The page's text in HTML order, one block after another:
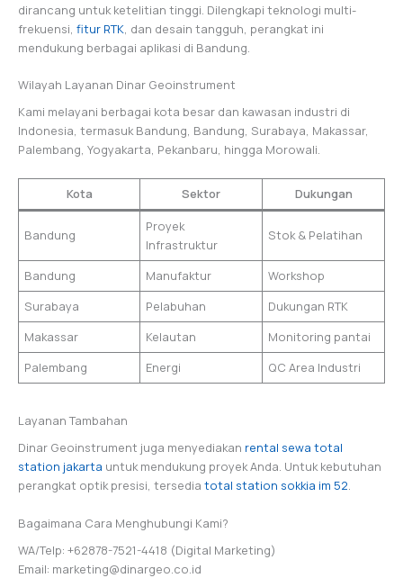
dirancang untuk ketelitian tinggi. Dilengkapi teknologi multi-
frekuensi, fitur RTK, dan desain tangguh, perangkat ini
mendukung berbagai aplikasi di Bandung.
Wilayah Layanan Dinar Geoinstrument
Kami melayani berbagai kota besar dan kawasan industri di
Indonesia, termasuk Bandung, Bandung, Surabaya, Makassar,
Palembang, Yogyakarta, Pekanbaru, hingga Morowali.
Kota Sektor Dukungan
Bandung
Proyek
Infrastruktur
Stok & Pelatihan
Bandung Manufaktur
Workshop
Surabaya
Pelabuhan
Dukungan RTK
Makassar
Kelautan
Monitoring pantai
Palembang
Energi QC Area Industri
Layanan Tambahan
Dinar Geoinstrument juga menyediakan rental sewa total
station jakarta untuk mendukung proyek Anda. Untuk kebutuhan
perangkat optik presisi, tersedia total station sokkia im 52.
Bagaimana Cara Menghubungi Kami?
WA/Telp: +62878-7521-4418 (Digital Marketing)
Email: marketing@dinargeo.co.id